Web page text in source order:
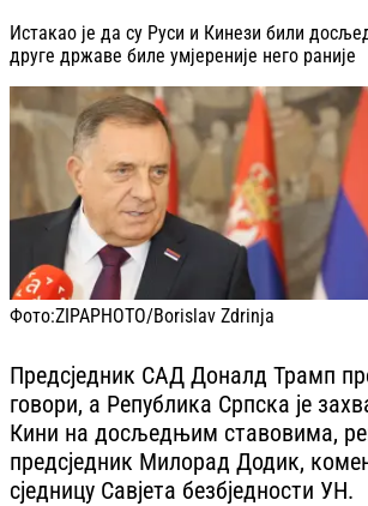
Истакао је да су Руси и Кинези били
друге државе биле умјереније него раније
Фото:ZIPAPHOTO/Borislav Zdrinja
Предсједник САД Доналд Трамп
говори, а Република Српска је
Кини на досљедњим ставовима,
предсједник Милорад Додик,
сједницу Савјета безбједности УН.